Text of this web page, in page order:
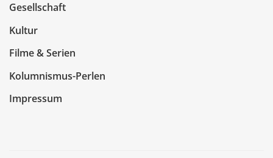
Gesellschaft
Kultur
Filme & Serien
Kolumnismus-Perlen
Impressum